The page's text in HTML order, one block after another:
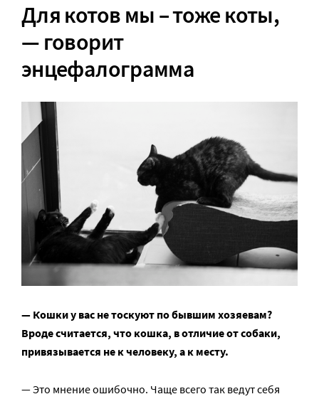
Для котов мы – тоже коты,
— говорит
энцефалограмма
— Кошки у вас не тоскуют по бывшим хозяевам?
Вроде считается, что кошка, в отличие от собаки,
привязывается не к человеку, а к месту.
— Это мнение ошибочно. Чаще всего так ведут себя